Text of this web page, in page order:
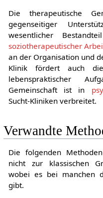
Die therapeutische
gegenseitiger
wesentlicher
soziotherapeutischer
an der Organisation und
Klinik fördert auch
lebenspraktischer
Gemeinschaft ist in
Sucht-Kliniken verbreitet.
Verwandte
Die folgenden
nicht zur klassischen
wobei es bei manchen
gibt.